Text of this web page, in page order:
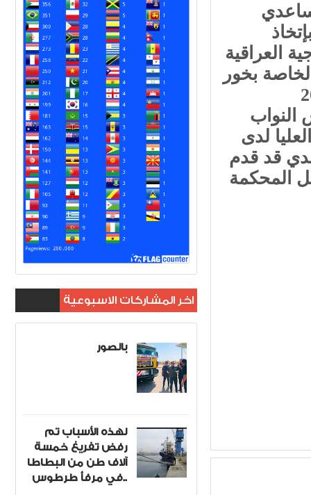
العراقية
بخور
النواب
لدى
قد قدم
المحكمة
اخر المشاركات الاسبوعية
بالصور
لهذه الأسباب تم
رفض تفريغ خمسة
آلاف طن من البطاطا
في مرفأ طرطوس..